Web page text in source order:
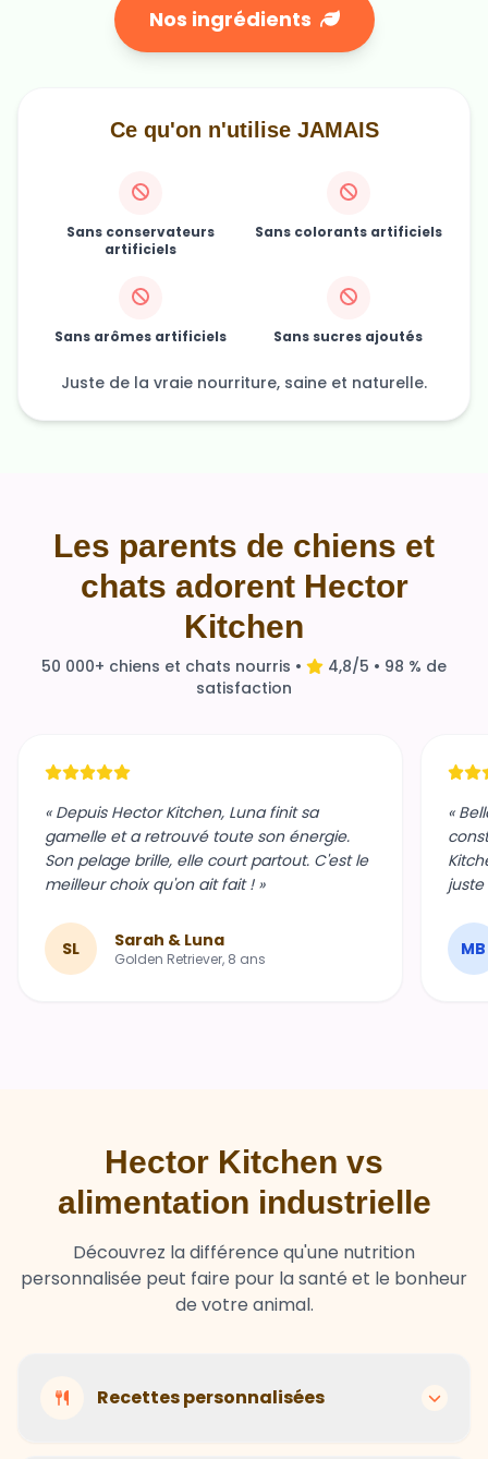
Nos ingrédients
Ce qu'on n'utilise JAMAIS
Sans conservateurs
artificiels
Sans colorants artificiels
Sans arômes artificiels Sans sucres ajoutés
Juste de la vraie nourriture, saine et naturelle.
Les parents de chiens et
chats adorent Hector
Kitchen
50 000+ chiens et chats nourris •
4,8/5 • 98 % de
satisfaction
« Depuis Hector Kitchen, Luna finit sa
gamelle et a retrouvé toute son énergie.
Son pelage brille, elle court partout. C'est le
meilleur choix qu'on ait fait ! »
SL Sarah & Luna
Golden Retriever, 8 ans
«
MB
Hector Kitchen vs
alimentation industrielle
Découvrez la différence qu'une nutrition
personnalisée peut faire pour la santé et le bonheur
de votre animal.
Recettes personnalisées